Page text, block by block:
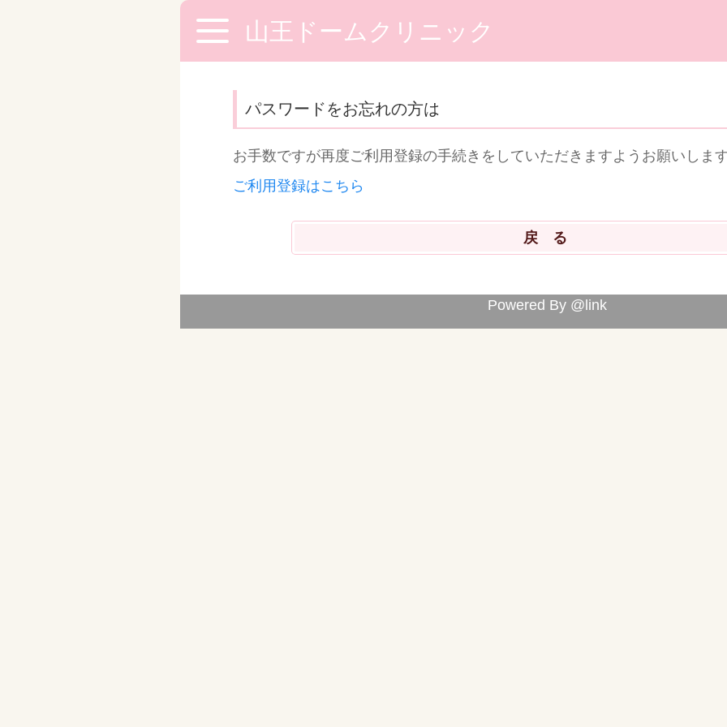
山王ドームクリニック
パスワードをお忘れの方は
お手数ですが再度ご利用登録の手続きをしていただきますようお願いしま
ご利用登録はこちら
Powered By @link